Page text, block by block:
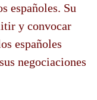
españoles. Su
y convocar
españoles
negociaciones